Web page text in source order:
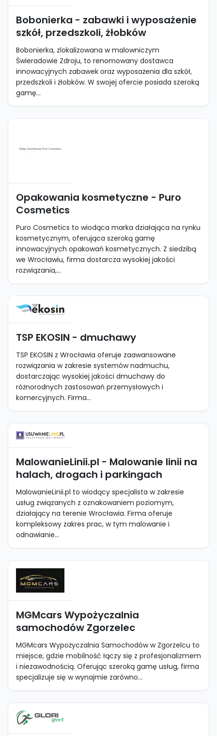
Bobonierka - zabawki i wyposażenie
szkół, przedszkoli, żłobków
Bobonierka, zlokalizowana w malowniczym
Świeradowie Zdroju, to renomowany dostawca
innowacyjnych zabawek oraz wyposażenia dla szkół,
przedszkoli i żłobków. W swojej ofercie posiada szeroką
gamę...
Opakowania kosmetyczne - Puro
Cosmetics
Puro Cosmetics to wiodąca marka działająca na rynku
kosmetycznym, oferująca szeroką gamę
innowacyjnych opakowań kosmetycznych. Z siedzibą
we Wrocławiu, firma dostarcza wysokiej jakości
rozwiązania,...
TSP EKOSIN - dmuchawy
TSP EKOSIN z Wrocławia oferuje zaawansowane
rozwiązania w zakresie systemów nadmuchu,
dostarczając wysokiej jakości dmuchawy do
różnorodnych zastosowań przemysłowych i
komercyjnych. Firma...
MalowanieLinii.pl - Malowanie linii na
halach, drogach i parkingach
MalowanieLinii.pl to wiodący specjalista w zakresie
usług związanych z oznakowaniem poziomym,
działający na terenie Wrocławia. Firma oferuje
kompleksowy zakres prac, w tym malowanie i
odnawianie...
MGMcars Wypożyczalnia
samochodów Zgorzelec
MGMcars Wypożyczalnia Samochodów w Zgorzelcu to
miejsce, gdzie mobilność łączy się z profesjonalizmem
i niezawodnością. Oferując szeroką gamę usług, firma
specjalizuje się w wynajmie zarówno...